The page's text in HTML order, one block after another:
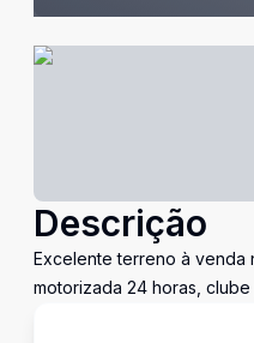
Descrição
Excelente terreno à venda
motorizada 24 horas,